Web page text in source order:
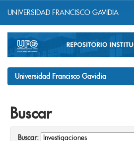
navigation
UNIVERSIDAD FRANCISCO GAVIDIA
Universidad Francisco Gavidia
Buscar
Buscar: